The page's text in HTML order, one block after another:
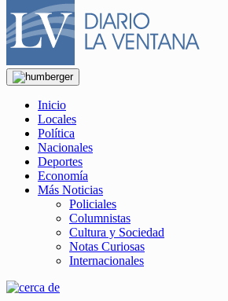
Inicio
Locales
Política
Nacionales
Deportes
Economía
Más Noticias
Policiales
Columnistas
Cultura y Sociedad
Notas Curiosas
Internacionales